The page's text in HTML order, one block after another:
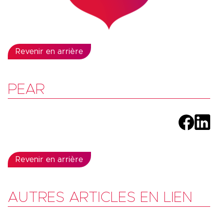
Revenir en arrière
PEAR
Revenir en arrière
AUTRES ARTICLES EN LIEN